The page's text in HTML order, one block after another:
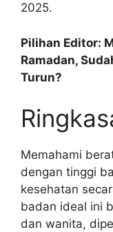
2025.
Pilihan Editor:
Ramadan,
Turun?
Memahami
dengan tinggi
kesehatan
badan ideal ini
dan wanita,